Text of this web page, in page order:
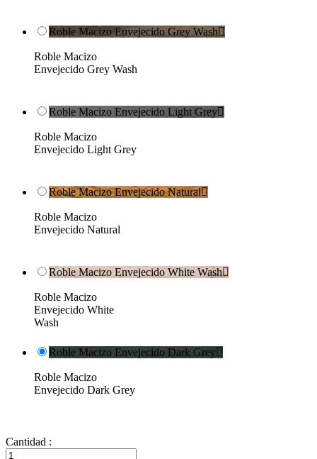
Roble Macizo Envejecido Grey Wash
Roble Macizo
Envejecido Grey Wash
Roble Macizo Envejecido Light Grey
Roble Macizo
Envejecido Light Grey
Roble Macizo Envejecido Natural
Roble Macizo
Envejecido Natural
Roble Macizo Envejecido White Wash
Roble Macizo
Envejecido White
Wash
Roble Macizo Envejecido Dark Grey
Roble Macizo
Envejecido Dark Grey
Cantidad :